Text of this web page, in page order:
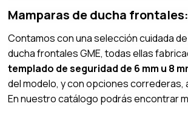
Mamparas de ducha
Contamos con una selección cuidada
ducha frontales GME, todas ellas
templado de seguridad de 6 mm u 8
del modelo, y con opciones correderas,
En nuestro catálogo podrás encontrar